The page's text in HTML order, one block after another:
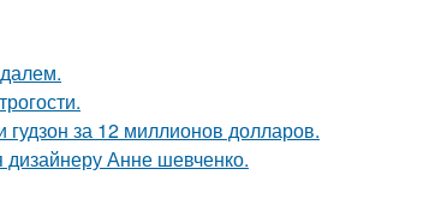
гудзон за 12 миллионов долларов.
Анне шевченко.